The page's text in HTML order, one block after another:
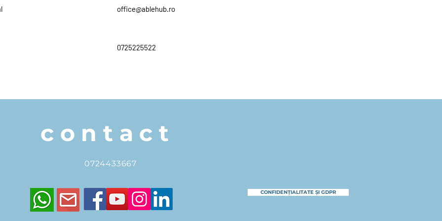
office@ablehub.ro
0725225522
contact
0724433667
CONFIDENȚIALITATE ȘI GDPR